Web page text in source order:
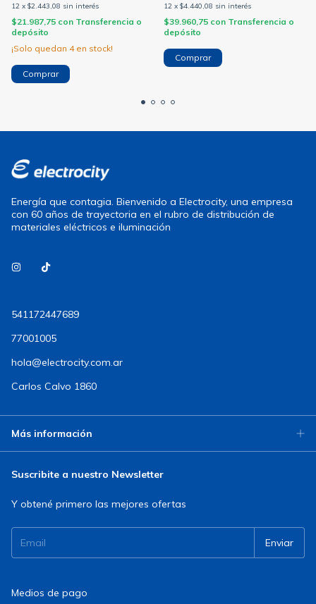
12 x $2.443,08 sin interés
$21.987,75 con Transferencia o
depósito
¡Solo quedan 4en stock!
12 x $4.440,08 sin interés
$39.960,75 con Transferencia o
depósito
Energía que contagia. Bienvenido a Electrocity, una empresa
con 60 años de trayectoria en el rubro de distribución de
materiales eléctricos e iluminación
541172447689
77001005
hola@electrocity.com.ar
Carlos Calvo 1860
Más información
Suscribite a nuestro Newsletter
Y obtené primero las mejores ofertas
Medios de pago